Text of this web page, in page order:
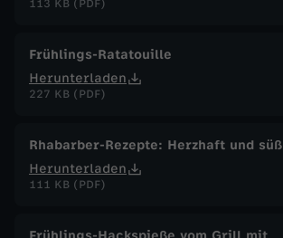
113 KB (PDF)
Frühlings-Ratatouille
Herunterladen
227 KB (PDF)
Rhabarber-Rezepte: Herzhaft und süß
Herunterladen
111 KB (PDF)